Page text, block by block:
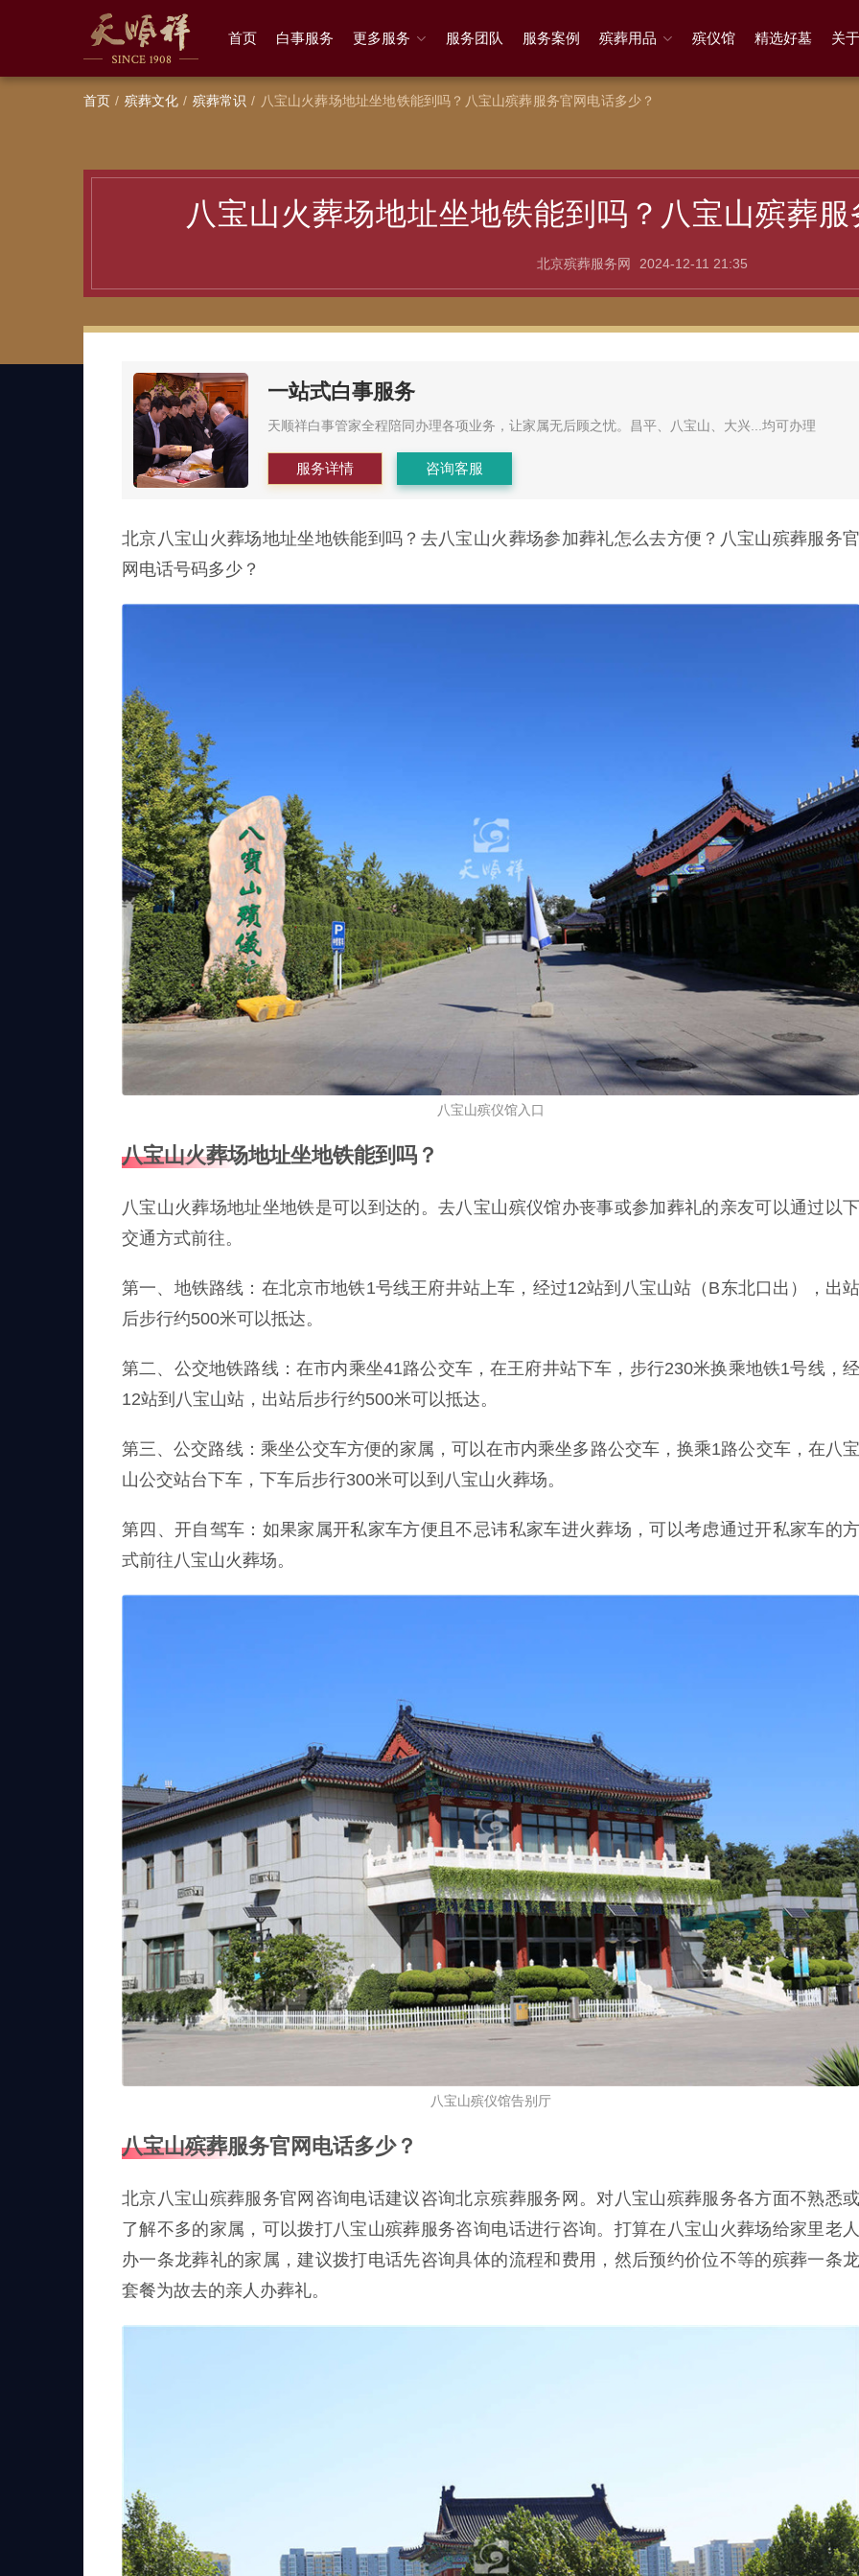
首页 白事服务 更多服务 服务团队 服务案例 殡葬用品 殡仪馆 精选好墓 关
首页 殡葬文化 殡葬常识 八宝山火葬场地址坐地铁能到吗？八宝山殡葬服务官网电话多少？
八宝山火葬场地址坐地铁能到吗？八宝山殡葬
北京殡葬服务网 2024-12-11 21:35
一站式白事服务
天顺祥白事管家全程陪同办理各项业务，让家属无后顾之忧。昌平、八宝山、大兴...均可办理
服务详情 咨询客服
北京八宝山火葬场地址坐地铁能到吗？去八宝山火葬场参加葬礼怎么去方便？八宝山殡葬服务官
网电话号码多少？
八宝山殡仪馆入口
八宝山火葬场地址坐地铁能到吗？
八宝山火葬场地址坐地铁是可以到达的。去八宝山殡仪馆办丧事或参加葬礼的亲友可以通过以下
交通方式前往。
第一、地铁路线：在北京市地铁1号线王府井站上车，经过12站到八宝山站（B东北口出），出站
后步行约500米可以抵达。
第二、公交地铁路线：在市内乘坐41路公交车，在王府井站下车，步行230米换乘地铁1号线，经
12站到八宝山站，出站后步行约500米可以抵达。
第三、公交路线：乘坐公交车方便的家属，可以在市内乘坐多路公交车，换乘1路公交车，在八宝
山公交站台下车，下车后步行300米可以到八宝山火葬场。
第四、开自驾车：如果家属开私家车方便且不忌讳私家车进火葬场，可以考虑通过开私家车的方
式前往八宝山火葬场。
八宝山殡仪馆告别厅
八宝山殡葬服务官网电话多少？
北京八宝山殡葬服务官网咨询电话建议咨询北京殡葬服务网。对八宝山殡葬服务各方面不熟悉或
了解不多的家属，可以拨打八宝山殡葬服务咨询电话进行咨询。打算在八宝山火葬场给家里老人
办一条龙葬礼的家属，建议拨打电话先咨询具体的流程和费用，然后预约价位不等的殡葬一条龙
套餐为故去的亲人办葬礼。